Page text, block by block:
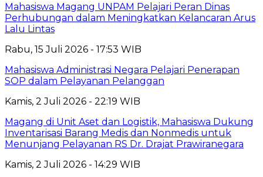
Mahasiswa Magang UNPAM Pelajari Peran Dinas
Perhubungan dalam Meningkatkan Kelancaran Arus
Lalu Lintas
Rabu, 15 Juli 2026 - 17:53 WIB
Mahasiswa Administrasi Negara Pelajari Penerapan
SOP dalam Pelayanan Pelanggan
Kamis, 2 Juli 2026 - 22:19 WIB
Magang di Unit Aset dan Logistik, Mahasiswa Dukung
Inventarisasi Barang Medis dan Nonmedis untuk
Menunjang Pelayanan RS Dr. Drajat Prawiranegara
Kamis, 2 Juli 2026 - 14:29 WIB